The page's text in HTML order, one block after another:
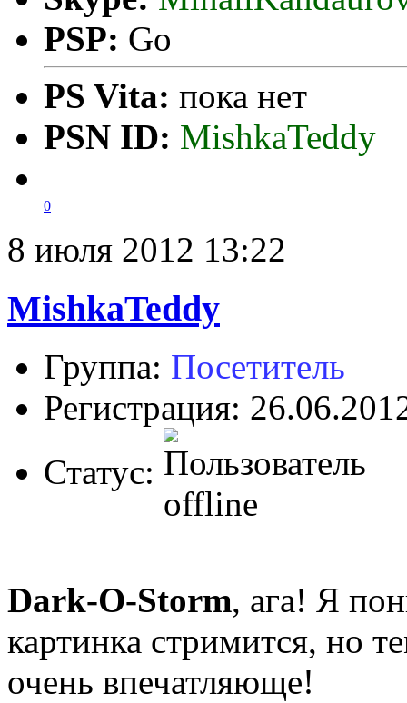
PSP: Go
PS Vita: пока нет
PSN ID: MishkaTeddy
0
8 июля 2012 13:22
MishkaTeddy
Группа: Посетитель
Регистрация:
Статус:
Dark-O-Storm, ага! Я
картинка стримится, но
очень впечатляюще!